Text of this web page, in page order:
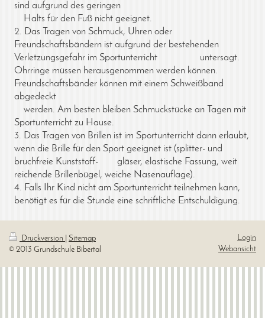
sind aufgrund des geringen
Halts für den Fuß nicht geeignet.
2. Das Tragen von Schmuck, Uhren oder
Freundschaftsbändern ist aufgrund der bestehenden
Verletzungsgefahr im Sportunterricht untersagt.
Ohrringe müssen herausgenommen werden können.
Freundschaftsbänder können mit einem Schweißband
abgedeckt
werden. Am besten bleiben Schmuckstücke an Tagen mit
Sportunterricht zu Hause.
3. Das Tragen von Brillen ist im Sportunterricht dann erlaubt,
wenn die Brille für den Sport geeignet ist (splitter- und
bruchfreie Kunststoff- gläser, elastische Fassung, weit
reichende Brillenbügel, weiche Nasenauflage).
4. Falls Ihr Kind nicht am Sportunterricht teilnehmen kann,
benötigt es für die Stunde eine schriftliche Entschuldigung.
Druckversion
Sitemap
© 2013 Grundschule Bibertal
Login
Webansicht